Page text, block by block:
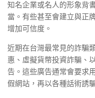
知名企業或名人的形象背
當。有些甚至會建立與正
增加可信度。
近期在台灣最常見的詐騙
惠、虛擬貨幣投資詐騙、
告。這些廣告通常會要求
假網站，再以各種話術誘